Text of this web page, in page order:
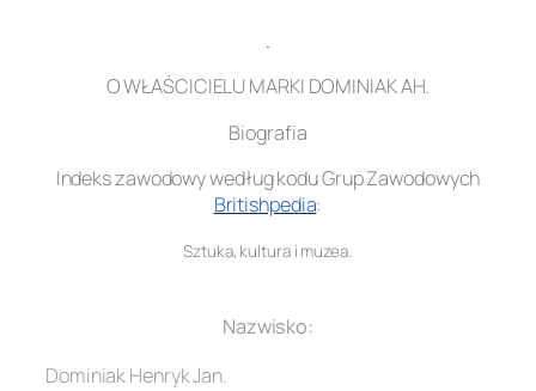
.
O WŁAŚCICIELU MARKI DOMINIAK AH.
Biografia
Indeks zawodowy według kodu Grup Zawodowych
Britishpedia:
Sztuka, kultura i muzea.
Nazwisko:
Dominiak Henryk Jan.